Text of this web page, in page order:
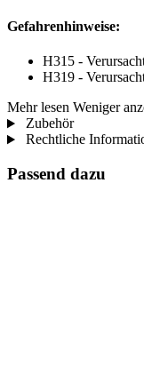
Gefahrenhinweise:
H315 -
H319 -
Mehr lesen Weniger
Zubehör
Rechtliche
Passend dazu